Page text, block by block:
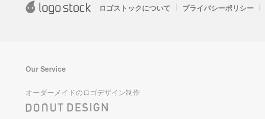
ロゴストックについて | プライバシーポリシー |
Our Service
オーダーメイドのロゴデザイン制作